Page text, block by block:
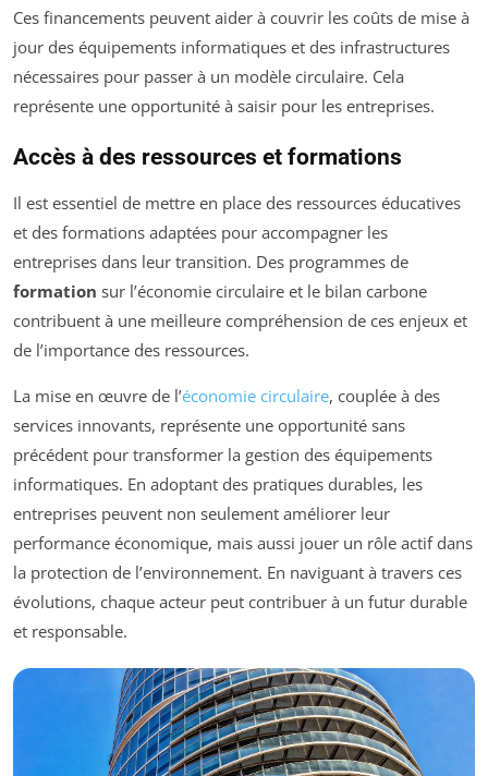
Ces financements peuvent aider à couvrir les coûts de mise à
jour des équipements informatiques et des infrastructures
nécessaires pour passer à un modèle circulaire. Cela
représente une opportunité à saisir pour les entreprises.
Accès à des ressources et formations
Il est essentiel de mettre en place des ressources éducatives
et des formations adaptées pour accompagner les
entreprises dans leur transition. Des programmes de
formation sur l’économie circulaire et le bilan carbone
contribuent à une meilleure compréhension de ces enjeux et
de l’importance des ressources.
La mise en œuvre de l’économie circulaire, couplée à des
services innovants, représente une opportunité sans
précédent pour transformer la gestion des équipements
informatiques. En adoptant des pratiques durables, les
entreprises peuvent non seulement améliorer leur
performance économique, mais aussi jouer un rôle actif dans
la protection de l’environnement. En naviguant à travers ces
évolutions, chaque acteur peut contribuer à un futur durable
et responsable.